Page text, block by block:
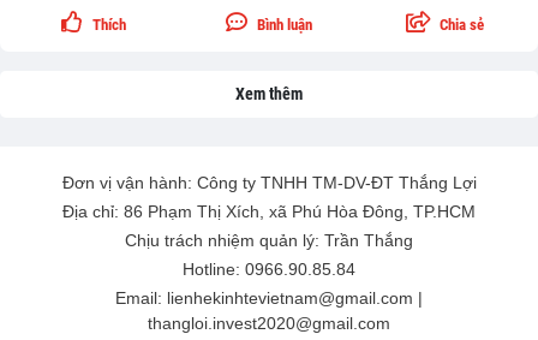
Thích Bình luận Chia sẻ
Xem thêm
Đơn vị vận hành: Công ty TNHH TM-DV-ĐT Thắng Lợi
Địa chỉ: 86 Phạm Thị Xích, xã Phú Hòa Đông, TP.HCM
Chịu trách nhiệm quản lý: Trần Thắng
Hotline: 0966.90.85.84
Email: lienhekinhtevietnam@gmail.com |
thangloi.invest2020@gmail.com